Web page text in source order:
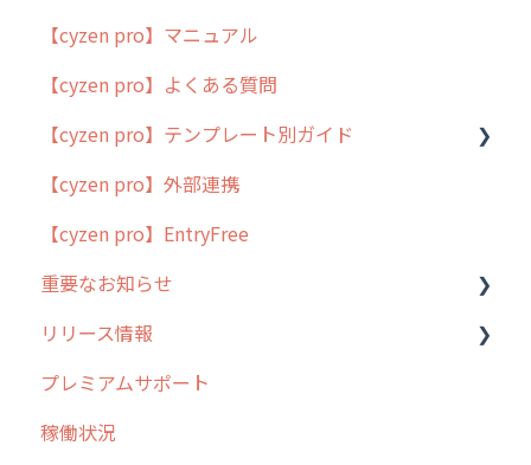
cyzen pro とは？
簡易マニュアル
cyzen proの位置情報取得について
用語集
よくある質問
【cyzen pro】マニュアル
【cyzen pro】よくある質問
【cyzen pro】テンプレート別ガイド
ポスティング
ラウンダー
メンテナンス
外廻り営業
清掃
不動産
【cyzen pro】外部連携
【cyzen pro】EntryFree
重要なお知らせ
過去の重要なお知らせ
障害情報
リリース情報
リリース
2026年のリリース情報
プレミアムサポート
稼働状況